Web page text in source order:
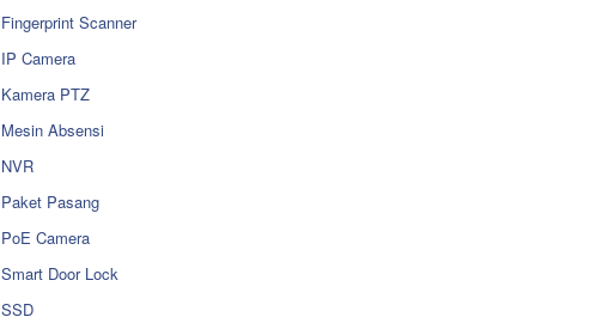
Fingerprint Scanner
IP Camera
Kamera PTZ
Mesin Absensi
NVR
Paket Pasang
PoE Camera
Smart Door Lock
SSD